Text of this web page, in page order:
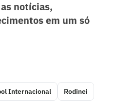
notícias,
em um só
Internacional Rodinei